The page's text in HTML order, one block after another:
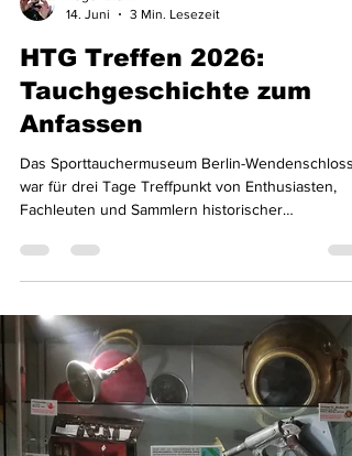
14. Juni
3 Min. Lesezeit
HTG Treffen 2026:
Tauchgeschichte zum
Anfassen
Das Sporttauchermuseum Berlin-Wendenschloss
Fachleuten und Sammlern historischer
Tauchtechnik. Vom 12. bis 14. Juni 2026 bot die
Jahrestagung der Historischen
Tauchergesellschaft e.V. ein vielseitiges
das Austausch, Fachwissen und gemeinsames
Erleben miteinander verband. Sogar aus der